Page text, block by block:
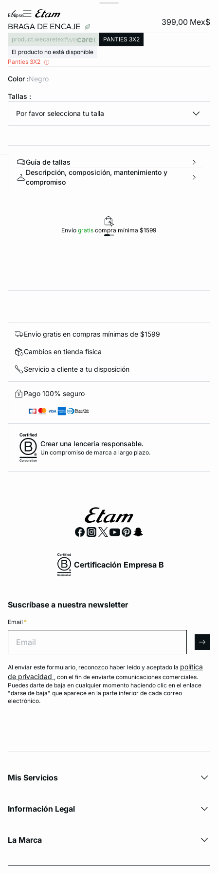
eclipse
BRAGA DE ENCAJE 399,00 Mex$
product.wecaretext
PANTIES 3X2
El producto no está disponible
Panties 3X2
Color : negro
Tallas :
Por favor selecciona tu talla
Guía de tallas
Descripción, composición, mantenimiento y
compromiso
Envíogratiscompra mínima $1599
Envío gratis en compras mínimas de $1599
Cambios en tienda física
Servicio a cliente a tu disposición
Pago 100% seguro
Crear una lencería responsable.
Un compromiso de marca a largo plazo.
Certificación Empresa B
Suscríbase a nuestra newsletter
Email *
Al enviar este formulario, reconozco haber leído y aceptado la política
de privacidad , con el fin de enviarte comunicaciones comerciales.
Puedes darte de baja en cualquier momento haciendo clic en el enlace
"darse de baja" que aparece en la parte inferior de cada correo
electrónico.
Mis Servicios
Información Legal
La Marca